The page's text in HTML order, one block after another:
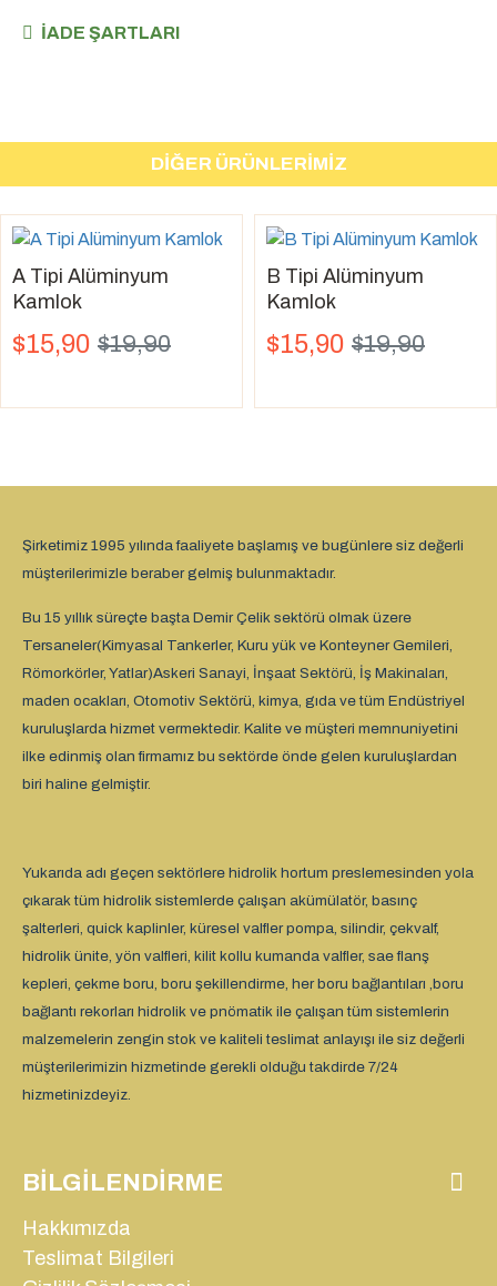
İADE ŞARTLARI
DIĞER ÜRÜNLERIMIZ
A Tipi Alüminyum
Kamlok
$15,90 $19,90
B Tipi Alüminyum
Kamlok
$15,90 $19,90
Şirketimiz 1995 yılında faaliyete başlamış ve bugünlere siz değerli
müşterilerimizle beraber gelmiş bulunmaktadır.
Bu 15 yıllık süreçte başta Demir Çelik sektörü olmak üzere
Tersaneler(Kimyasal Tankerler, Kuru yük ve Konteyner Gemileri,
Römorkörler, Yatlar)Askeri Sanayi, İnşaat Sektörü, İş Makinaları,
maden ocakları, Otomotiv Sektörü, kimya, gıda ve tüm Endüstriyel
kuruluşlarda hizmet vermektedir. Kalite ve müşteri memnuniyetini
ilke edinmiş olan firmamız bu sektörde önde gelen kuruluşlardan
biri haline gelmiştir.
Yukarıda adı geçen sektörlere hidrolik hortum preslemesinden yola
çıkarak tüm hidrolik sistemlerde çalışan akümülatör, basınç
şalterleri, quick kaplinler, küresel valfler pompa, silindir, çekvalf,
hidrolik ünite, yön valfleri, kilit kollu kumanda valfler, sae flanş
kepleri, çekme boru, boru şekillendirme, her boru bağlantıları ,boru
bağlantı rekorları hidrolik ve pnömatik ile çalışan tüm sistemlerin
malzemelerin zengin stok ve kaliteli teslimat anlayışı ile siz değerli
müşterilerimizin hizmetinde gerekli olduğu takdirde 7/24
hizmetinizdeyiz.
BILGILENDIRME
Hakkımızda
Teslimat Bilgileri